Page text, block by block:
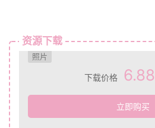
资源下载
照片
下载价格 6.88
立即购买